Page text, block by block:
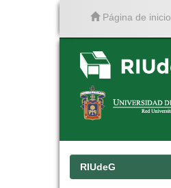
Página de inicio
RIUdeG